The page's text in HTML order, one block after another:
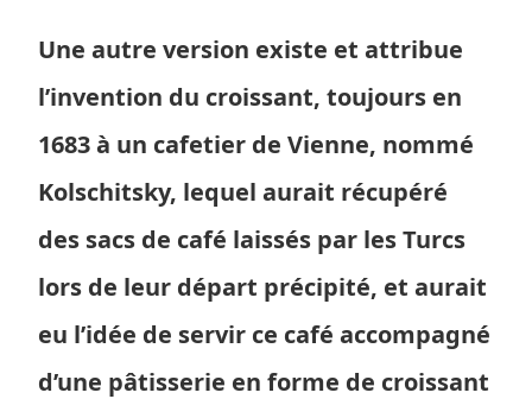
Une autre version existe et attribue
l’invention du croissant, toujours en
1683 à un cafetier de Vienne, nommé
Kolschitsky, lequel aurait récupéré
des sacs de café laissés par les Turcs
lors de leur départ précipité, et aurait
eu l’idée de servir ce café accompagné
d’une pâtisserie en forme de croissant